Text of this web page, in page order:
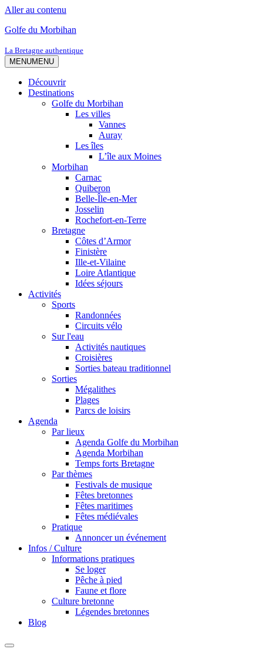
Aller au contenu
Golfe du Morbihan
La Bretagne authentique
MENUMENU
Découvrir
Destinations
Golfe du Morbihan
Les villes
Vannes
Auray
Les îles
L’île aux Moines
Morbihan
Carnac
Quiberon
Belle-Île-en-Mer
Josselin
Rochefort-en-Terre
Bretagne
Côtes d’Armor
Finistère
Ille-et-Vilaine
Loire Atlantique
Idées séjours
Activités
Sports
Randonnées
Circuits vélo
Sur l'eau
Activités nautiques
Croisières
Sorties bateau traditionnel
Sorties
Mégalithes
Plages
Parcs de loisirs
Agenda
Par lieux
Agenda Golfe du Morbihan
Agenda Morbihan
Temps forts Bretagne
Par thèmes
Festivals de musique
Fêtes bretonnes
Fêtes maritimes
Fêtes médiévales
Pratique
Annoncer un événement
Infos / Culture
Informations pratiques
Se loger
Pêche à pied
Faune et flore
Culture bretonne
Légendes bretonnes
Blog